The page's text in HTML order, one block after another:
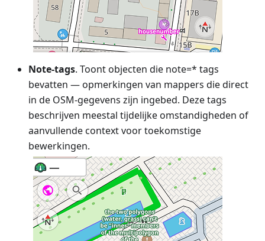
Note-tags. Toont objecten die note=* tags
bevatten — opmerkingen van mappers die direct
in de OSM-gegevens zijn ingebed. Deze tags
beschrijven meestal tijdelijke omstandigheden of
aanvullende context voor toekomstige
bewerkingen.